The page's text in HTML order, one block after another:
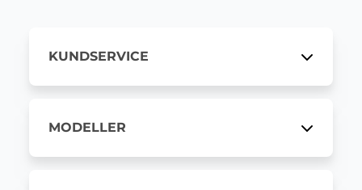
KUNDSERVICE
MODELLER